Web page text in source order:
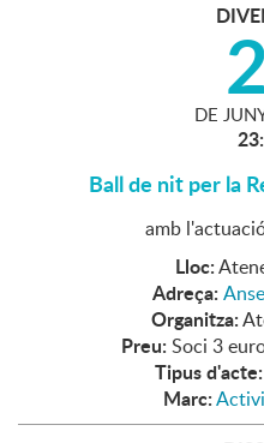
DE
Ball de nit per la
amb
Lloc:
Adreça:
Organitza:
Preu: Soci 3
Tipus d'acte:
Marc: